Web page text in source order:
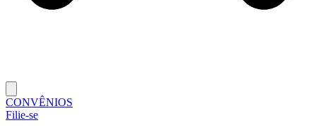
CONVÊNIOS
Filie-se